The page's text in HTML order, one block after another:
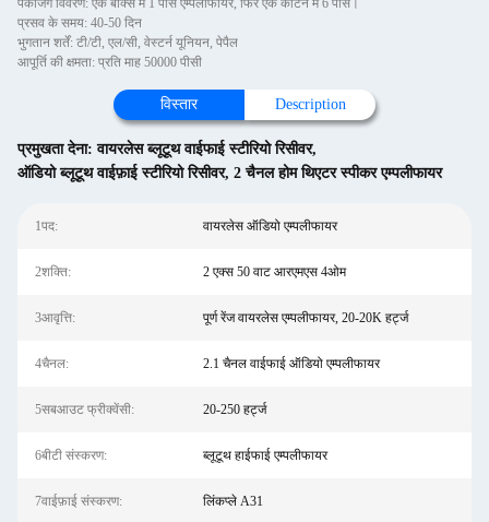
पैकेजिंग विवरण: एक बॉक्स में 1 पीस एम्पलीफायर, फिर एक कार्टन में 6 पीस।
प्रसव के समय: 40-50 दिन
भुगतान शर्तें: टी/टी, एल/सी, वेस्टर्न यूनियन, पेपैल
आपूर्ति की क्षमता: प्रति माह 50000 पीसी
विस्तार Description
प्रमुखता देना:वायरलेस ब्लूटूथ वाईफाई स्टीरियो रिसीवर,
ऑडियो ब्लूटूथ वाईफ़ाई स्टीरियो रिसीवर, 2 चैनल होम थिएटर स्पीकर एम्पलीफायर
1पद: वायरलेस ऑडियो एम्पलीफायर
2शक्ति: 2 एक्स 50 वाट आरएमएस 4ओम
3आवृत्ति: पूर्ण रेंज वायरलेस एम्पलीफायर, 20-20K हर्ट्ज
4चैनल: 2.1 चैनल वाईफाई ऑडियो एम्पलीफायर
5सबआउट फ्रीक्वेंसी: 20-250 हर्ट्ज
6बीटी संस्करण: ब्लूटूथ हाईफाई एम्पलीफायर
7वाईफ़ाई संस्करण: लिंकप्ले A31